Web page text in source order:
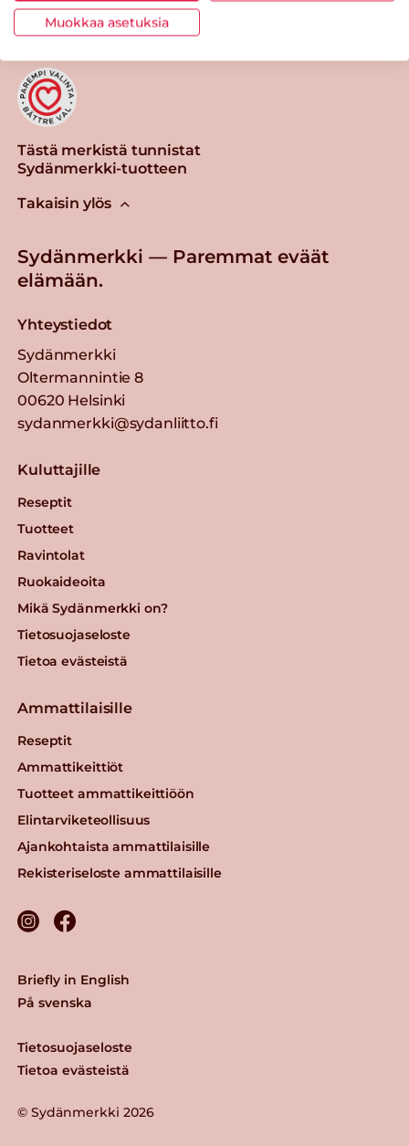
Tästä merkistä tunnistat
Sydänmerkki-tuotteen
Takaisin ylös
Sydänmerkki — Paremmat eväät
elämään.
Yhteystiedot
Sydänmerkki
Oltermannintie 8
00620 Helsinki
sydanmerkki@sydanliitto.fi
Kuluttajille
Reseptit
Tuotteet
Ravintolat
Ruokaideoita
Mikä Sydänmerkki on?
Tietosuojaseloste
Tietoa evästeistä
Ammattilaisille
Reseptit
Ammattikeittiöt
Tuotteet ammattikeittiöön
Elintarviketeollisuus
Ajankohtaista ammattilaisille
Rekisteriseloste ammattilaisille
© Sydänmerkki 2026
Tietosuojaseloste
Tietoa evästeistä
Briefly in English
På svenska
Muokkaa asetuksia